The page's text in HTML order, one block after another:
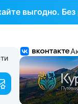
выгодно.